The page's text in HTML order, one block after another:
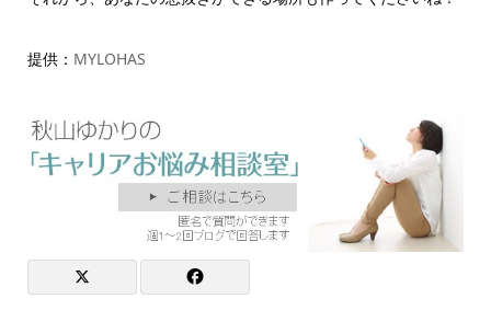
提供： MYLOHAS